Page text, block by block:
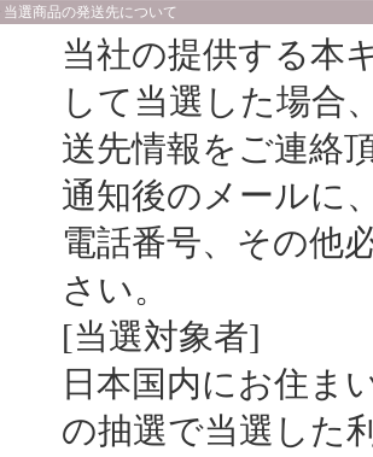
当選商品の発送先について
当社の提供する本
して当選した場合
送先情報をご連絡
通知後のメールに
電話番号、その他
さい。
[当選対象者]
日本国内にお住ま
の抽選で当選した